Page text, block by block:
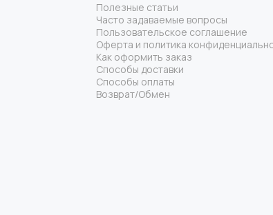
Полезные статьи
Часто задаваемые вопросы
Пользовательское соглашение
Оферта и политика
Как оформить заказ
Способы доставки
Способы оплаты
Возврат/Обмен